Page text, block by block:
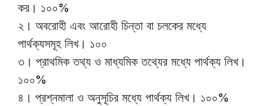
কর। ১০০%
২। অবরোহী এবং আরোহী চিন্তা বা চলকের মধ্যে
পার্থক্যসমূহ লিখ। ১০০
৩। প্রাথমিক তথ্য ও মাধ্যমিক তথ্যের মধ্যে পার্থক্য লিখ।
১০০%
৪। প্রশ্নমালা ও অনুসূচির মধ্যে পার্থক্য লিখ। ১০০%